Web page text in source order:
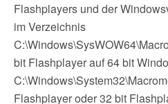
Flashplayers und der
im Verzeichnis
bit Flashplayer auf 64 bit
Flashplayer oder 32 bit